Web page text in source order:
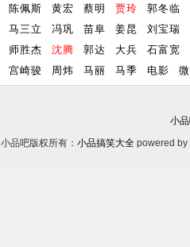
陈佩斯 黄宏 蔡明 贾玲
郭冬临
马三立
冯巩 苗阜 姜昆
刘宝瑞
师胜杰
沈腾 郭达 大兵
石富宽
宫崎骏
周炜 马丽 马季 电影
小
小品吧版权所有： 小品搞笑大全 powered by